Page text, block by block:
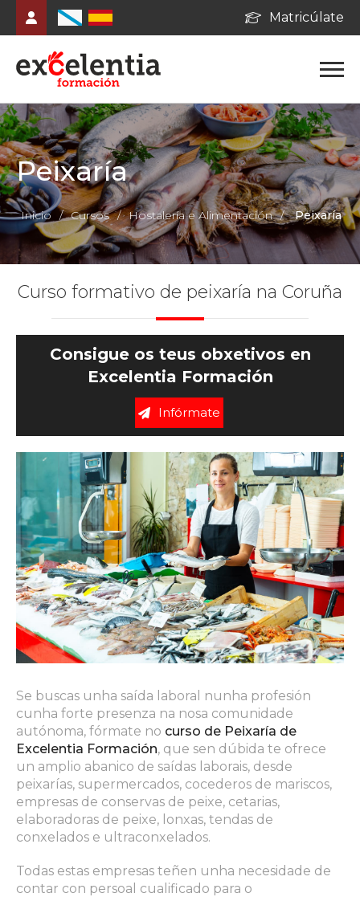
Matricúlate
Peixaría
Inicio / Cursos / Hostalería e Alimentación / Peixaría
Curso formativo de peixaría na Coruña
Consigue os teus obxetivos en
Excelentia Formación
Infórmate
Se buscas unha saída laboral nunha profesión
cunha forte presenza na nosa comunidade
autónoma, fórmate no curso de Peixaría de
Excelentia Formación, que sen dúbida te ofrece
un amplio abanico de saídas laborais, desde
peixarías, supermercados, cocederos de mariscos,
empresas de conservas de peixe, cetarias,
elaboradoras de peixe, lonxas, tendas de
conxelados e ultraconxelados.
Todas estas empresas teñen unha necesidade de
contar con persoal cualificado para o